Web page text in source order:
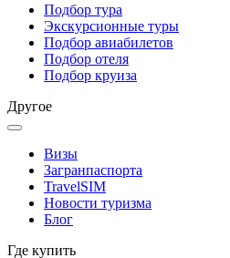
Подбор тура
Экскурсионные туры
Подбор авиабилетов
Подбор отеля
Подбор круиза
Другое
Визы
Загранпаспорта
TravelSIM
Новости туризма
Блог
Где купить